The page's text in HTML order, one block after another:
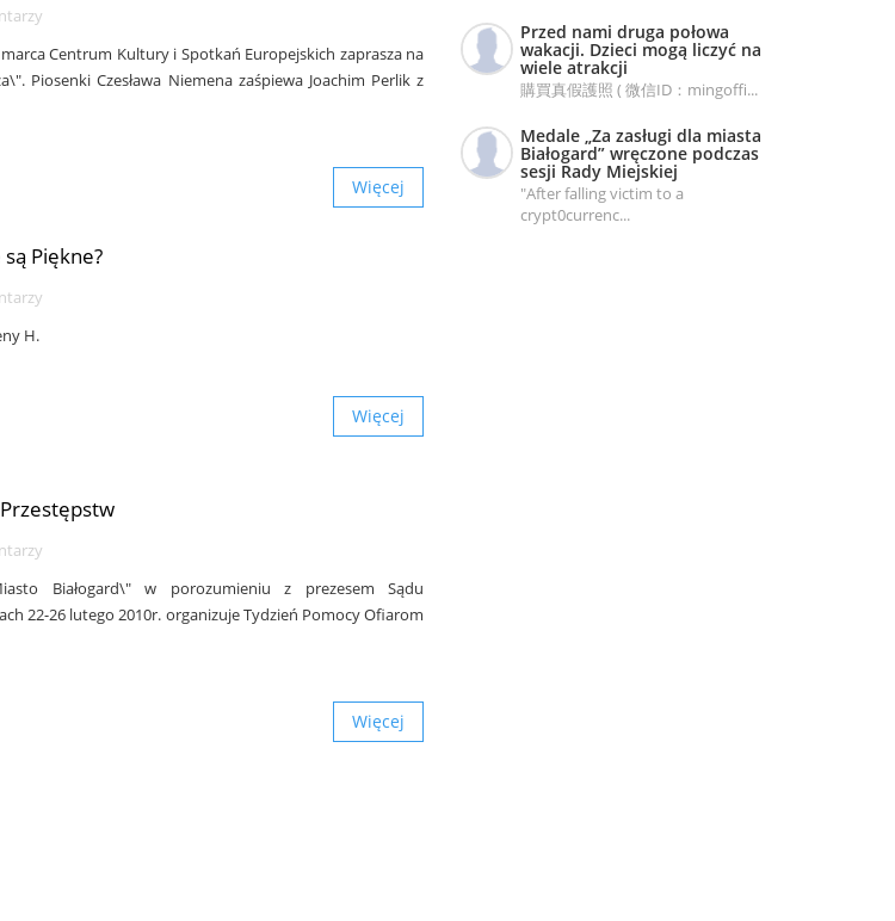
Przed nami druga połowa
wakacji. Dzieci mogą liczyć na
wiele atrakcji
購買真假護照 ( 微信ID：mingoffi...
Medale „Za zasługi dla miasta
Białogard” wręczone podczas
sesji Rady Miejskiej
"After falling victim to a
crypt0currenc...
Centrum Kultury i Spotkań Europejskich zaprasza na
Piosenki Czesława Niemena zaśpiewa Joachim Perlik z
Więcej
Piękne?
H.
Więcej
Białogard\" w porozumieniu z prezesem Sądu
22-26 lutego 2010r. organizuje Tydzień Pomocy Ofiarom
Więcej